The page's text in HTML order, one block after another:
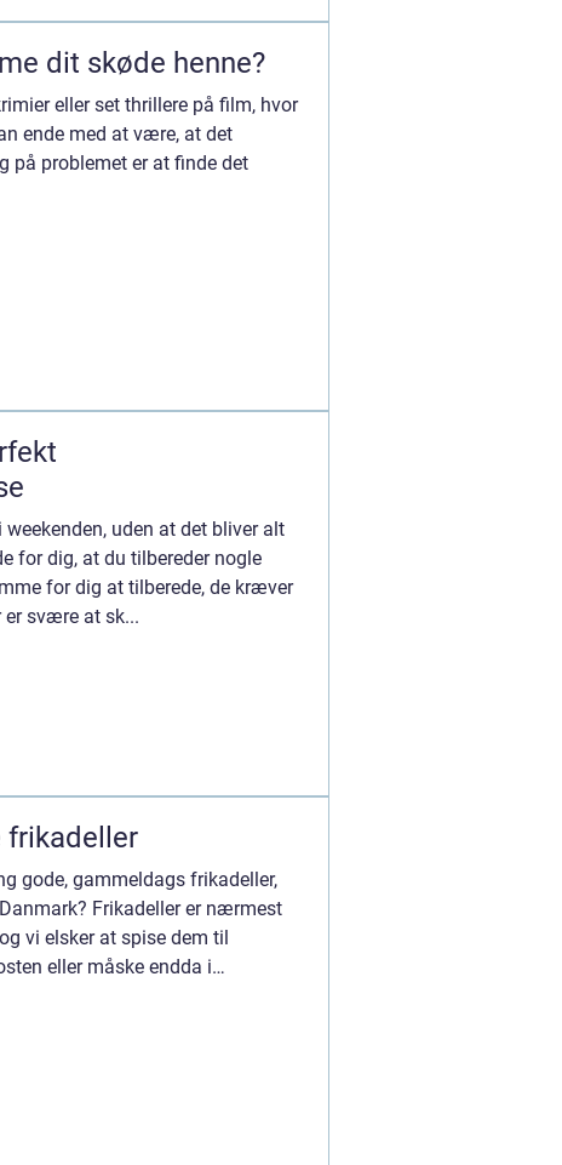
dit skøde henne?
eller set thrillere på film, hvor
ende med at være, at det
på problemet er at finde det
uden at det bliver alt
for dig, at du tilbereder nogle
for dig at tilberede, de kræver
er svære at sk...
frikadeller
gode, gammeldags frikadeller,
Frikadeller er nærmest
vi elsker at spise dem til
eller måske endda i